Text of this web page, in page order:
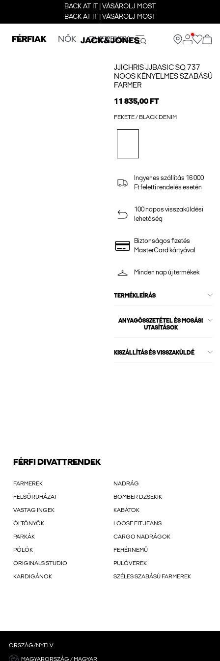
BACK AT IT | VÁSÁROLJ MOST
BACK AT IT | VÁSÁROLJ MOST
FÉRFIAK NŐK GYEREKEK
JJICHRIS JJBASIC SQ 737
NOOS KÉNYELMES SZABÁSÚ
FARMER
11 835,00 FT
FEKETE / BLACK DENIM
Ingyenes szállítás 16 000
Ft feletti rendelés esetén
100 napos visszaküldési
lehetőség
Biztonságos fizetés
MasterCard kártyával
Minden nap új termékek
TERMÉKLEÍRÁS
ANYAGÖSSZETÉTEL ÉS MOSÁSI
UTASÍTÁSOK
KISZÁLLÍTÁS ÉS VISSZAKÜLDÉ
FÉRFI DIVATTRENDEK
FARMEREK NADRÁG
FELSŐRUHÁZAT BOMBER DZSEKIK
VASTAG INGEK KABÁTOK
ÖLTÖNYÖK LOOSE FIT JEANS
PARKÁK CARGO NADRÁGOK
PÓLÓK FEHÉRNEMŰ
ORIGINALS STUDIO PULÓVEREK
KARDIGÁNOK SZÉLES SZABÁSÚ FARMEREK
ORSZÁG/NYELV
MAGYARORSZÁG / MAGYAR